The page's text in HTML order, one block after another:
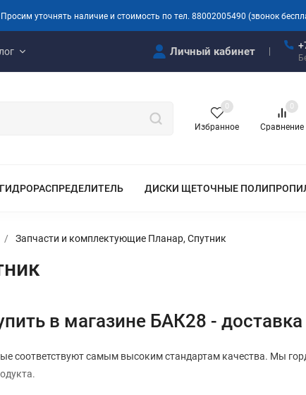
уточнять наличие и стоимость по тел. 88002005490 (звонок
Личный кабинет
Избранное
0
Сравнение
0
ГИДРОРАСПРЕДЕЛИТЕЛЬ ДИСКИ ЩЕТОЧНЫЕ
/ Запчасти и комплектующие Планар, Спутник
в магазине БАК28 -
соответствуют самым высоким стандартам качества. Мы